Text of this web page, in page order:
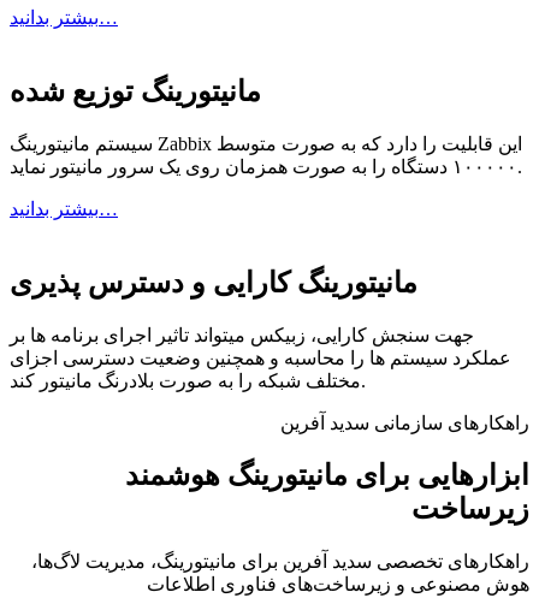
بیشتر بدانید…
مانیتورینگ توزیع شده
سیستم مانیتورینگ Zabbix این قابلیت را دارد که به صورت متوسط
۱۰۰۰۰۰ دستگاه را به صورت همزمان روی یک سرور مانیتور نماید.
بیشتر بدانید…
مانیتورینگ کارایی و دسترس پذیری
جهت سنجش کارایی، زبیکس میتواند تاثیر اجرای برنامه ها بر
عملکرد سیستم ها را محاسبه و همچنین وضعیت دسترسی اجزای
مختلف شبکه را به صورت بلادرنگ مانیتور کند.
راهکارهای سازمانی سدید آفرین
ابزارهایی برای مانیتورینگ هوشمند
زیرساخت
راهکارهای تخصصی سدید آفرین برای مانیتورینگ، مدیریت لاگ‌ها،
هوش مصنوعی و زیرساخت‌های فناوری اطلاعات